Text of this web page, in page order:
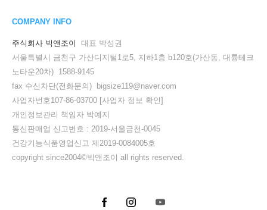
COMPANY INFO
주식회사 빅앤조이
대표 박성권
서울특별시 금천구 가산디지털1로5, 지하1층 b120호(가산동, 대륭테크
노타운20차) 1588-9145
fax 수신차단(전화문의) bigsize119@naver.com
사업자번호107-86-03700 [사업자 정보 확인]
개인정보관리 책임자 박예지
통신판매업 신고번호 : 2019-서울금천-0045
건강기능식품영업신고 제2019-0084005호
copyright since2004©빅앤조이 all rights reserved.